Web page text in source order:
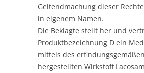
Geltendmachung dieser
in eigenem Namen.
Die Beklagte stellt her und
Produktbezeichnung D ein
mittels des
hergestellten Wirkstoff